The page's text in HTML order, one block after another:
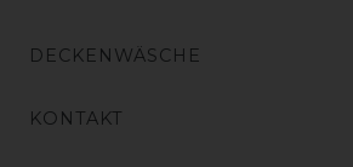
DECKENWÄSCHE
KONTAKT